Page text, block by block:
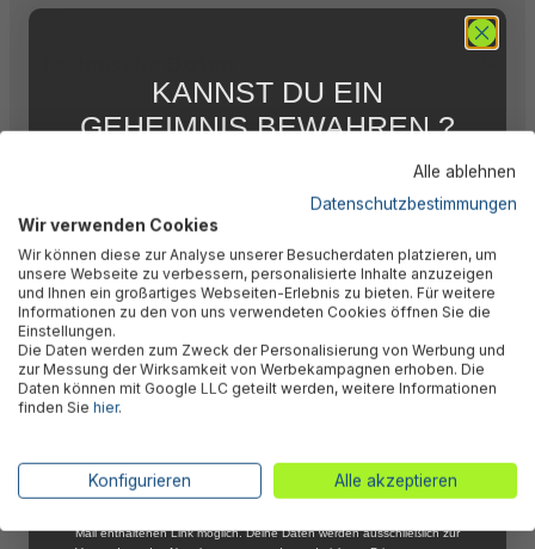
Warnhinweise
Herstellerinformation
Alle ablehnen
Datenschutzbestimmungen
Wir verwenden Cookies
Wir können diese zur Analyse unserer Besucherdaten platzieren, um
unsere Webseite zu verbessern, personalisierte Inhalte anzuzeigen
und Ihnen ein großartiges Webseiten-Erlebnis zu bieten. Für weitere
Informationen zu den von uns verwendeten Cookies öffnen Sie die
Einstellungen.
Die Daten werden zum Zweck der Personalisierung von Werbung und
zur Messung der Wirksamkeit von Werbekampagnen erhoben. Die
Daten können mit Google LLC geteilt werden, weitere Informationen
finden Sie hier.
Konfigurieren Alle akzeptieren
KANNST DU EIN
GEHEIMNIS BEWAHREN ?
FÜR DICH
Abonniere jetzt unseren kostenlosen
Newsletter, verpasse keine Neuigkeiten und
Aktionen mehr und sichere Dir 5 %
Willkommensrabatt auf nicht reduzierte Ware
bei Deiner ersten Bestellung !*
Email
*Mit der Anmeldung zum Newsletter stimmst du zu, regelmäßig per E-
Mail über aktuelle Angebote, Aktionen und Produktneuheiten
Mail enthaltenen Link möglich. Deine Daten werden ausschließlich zur